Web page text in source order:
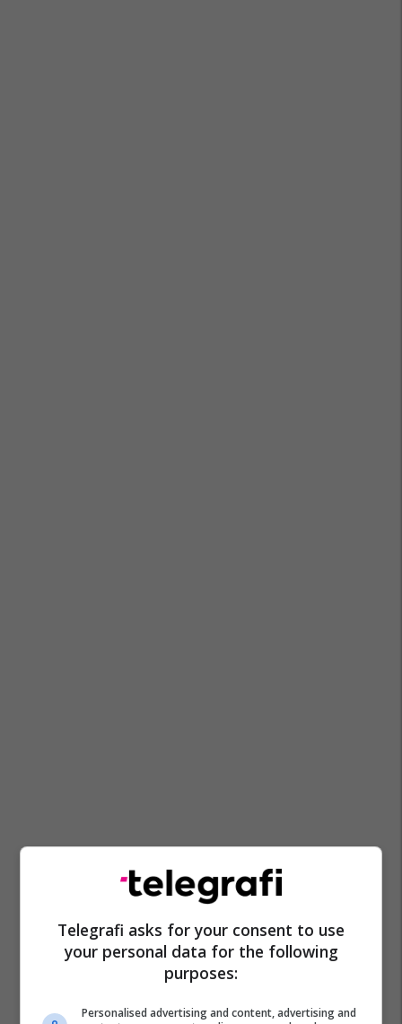
Këshilli Gjyqësor I Maqedonisë
Telegrafi asks for your consent to use
your personal data for the following
purposes:
Personalised advertising and content, advertising and